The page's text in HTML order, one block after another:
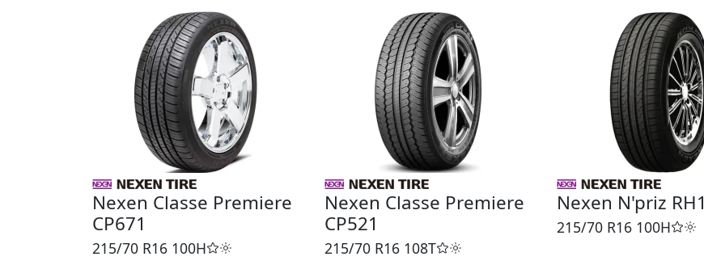
Nexen Classe Premiere
CP671
215/70 R16 100H
Nexen Classe Premiere
CP521
215/70 R16 108T
Nexen N'priz RH1
215/70 R16 100H